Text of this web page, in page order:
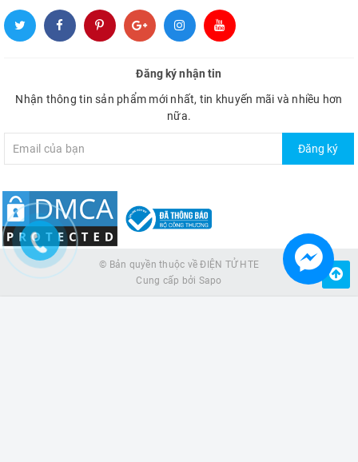
Đăng ký nhận tin
Nhận thông tin sản phẩm mới nhất, tin khuyến mãi và nhiều hơn
nữa.
Đăng ký
© Bản quyền thuộc vềĐIỆN TỬ HTE
Cung cấp bởi Sapo